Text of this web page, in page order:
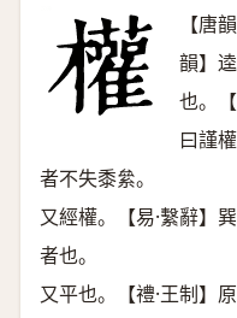
【唐
韻】逵
也。
曰謹
者不失黍絫。
又經權。【易·繫辭】
者也。
又平也。【禮·王制】